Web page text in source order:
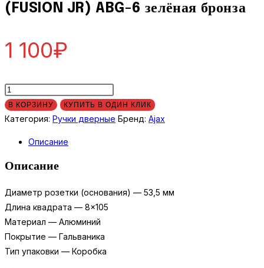
(FUSION JR) ABG-6 зелёная бронза
1 100₽
Количество
товара
Ручка
R.JR54.FUSION
(FUSION
ABG-
6
зелёная
бронза
В КОРЗИНУ КУПИТЬ В ОДИН КЛИК
Категория: Ручки дверные Бренд: Ajax
Описание
Описание
Диаметр розетки (основания) — 53,5 мм
Длина квадрата — 8×105
Материал — Алюминий
Покрытие — Гальваника
Тип упаковки — Коробка